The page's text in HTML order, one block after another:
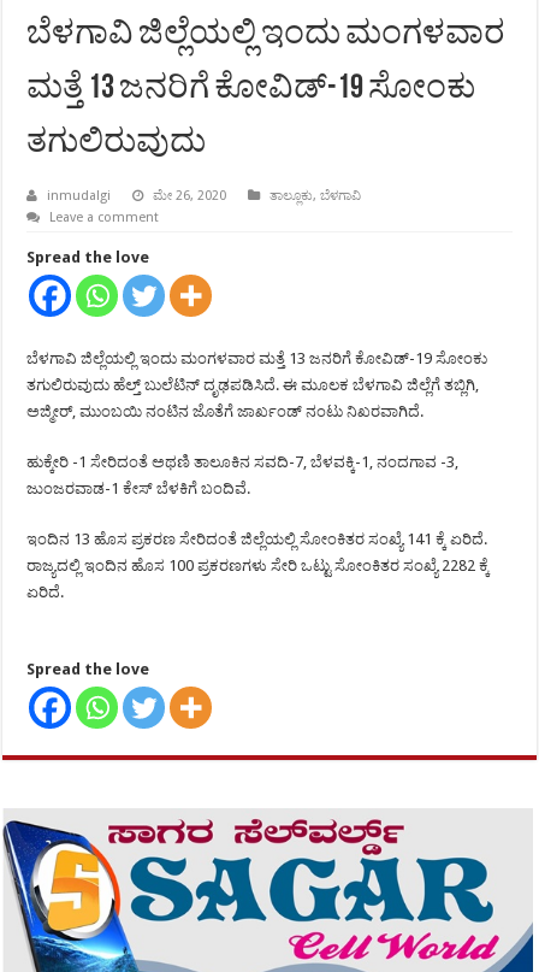
ಬೆಳಗಾವಿ ಜಿಲ್ಲೆಯಲ್ಲಿ ಇಂದು ಮಂಗಳವಾರ
ಮತ್ತೆ 13 ಜನರಿಗೆ ಕೋವಿಡ್-19 ಸೋಂಕು
ತಗುಲಿರುವುದು
inmudalgi ಮೇ 26, 2020 ತಾಲ್ಲೂಕು,ಬೆಳಗಾವಿ
Leave a comment
Spread the love
ಬೆಳಗಾವಿ ಜಿಲ್ಲೆಯಲ್ಲಿ ಇಂದು ಮಂಗಳವಾರ ಮತ್ತೆ 13 ಜನರಿಗೆ ಕೋವಿಡ್-19 ಸೋಂಕು
ತಗುಲಿರುವುದು ಹೆಲ್ತ್ ಬುಲೆಟಿನ್ ದೃಢಪಡಿಸಿದೆ. ಈ ಮೂಲಕ ಬೆಳಗಾವಿ ಜಿಲ್ಲೆಗೆ ತಬ್ಲಿಗಿ,
ಅಜ್ಮೀರ್, ಮುಂಬಯಿ ನಂಟಿನ ಜೊತೆಗೆ ಜಾರ್ಖಂಡ್ ನಂಟು ನಿಖರವಾಗಿದೆ.
ಹುಕ್ಕೇರಿ -1 ಸೇರಿದಂತೆ ಅಥಣಿ ತಾಲೂಕಿನ ಸವದಿ-7, ಬೆಳವಕ್ಕಿ-1, ನಂದಗಾವ -3,
ಜುಂಜರವಾಡ-1 ಕೇಸ್ ಬೆಳಕಿಗೆ ಬಂದಿವೆ.
ಇಂದಿನ 13 ಹೊಸ ಪ್ರಕರಣ ಸೇರಿದಂತೆ ಜಿಲ್ಲೆಯಲ್ಲಿ ಸೋಂಕಿತರ ಸಂಖ್ಯೆ 141 ಕ್ಕೆ ಏರಿದೆ.
ರಾಜ್ಯದಲ್ಲಿ ಇಂದಿನ ಹೊಸ 100 ಪ್ರಕರಣಗಳು ಸೇರಿ ಒಟ್ಟು ಸೋಂಕಿತರ ಸಂಖ್ಯೆ 2282 ಕ್ಕೆ
ಏರಿದೆ.
Spread the love